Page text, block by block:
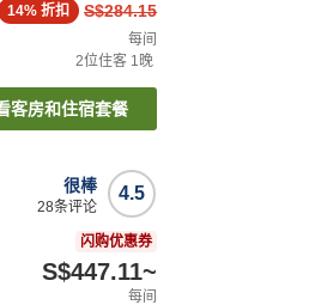
S$284.15
14% 折扣
每间
2位住客 1晚
客房和住宿套餐
4.5
很棒
28条评论
闪购优惠券
S$447.11~
每间